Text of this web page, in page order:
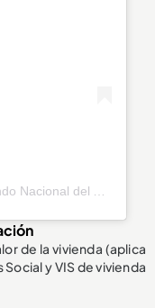
Una publicación compartida por Fondo Nacional del Ahorro (@fnaahorro)
de la vivienda (aplica
y VIS de vivienda